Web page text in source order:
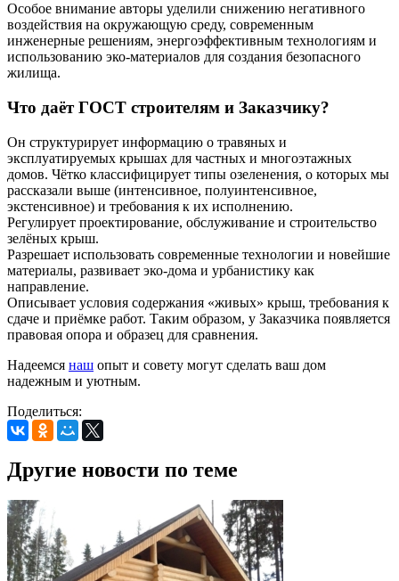
Особое внимание авторы уделили снижению негативного
воздействия на окружающую среду, современным
инженерные решениям, энергоэффективным технологиям и
использованию эко-материалов для создания безопасного
жилища.
Что даёт ГОСТ строителям и Заказчику?
Он структурирует информацию о травяных и
эксплуатируемых крышах для частных и многоэтажных
домов. Чётко классифицирует типы озеленения, о которых мы
рассказали выше (интенсивное, полуинтенсивное,
экстенсивное) и требования к их исполнению.
Регулирует проектирование, обслуживание и строительство
зелёных крыш.
Разрешает использовать современные технологии и новейшие
материалы, развивает эко-дома и урбанистику как
направление.
Описывает условия содержания «живых» крыш, требования к
сдаче и приёмке работ. Таким образом, у Заказчика появляется
правовая опора и образец для сравнения.
Надеемся наш опыт и совету могут сделать ваш дом
надежным и уютным.
Поделиться:
Другие новости по теме